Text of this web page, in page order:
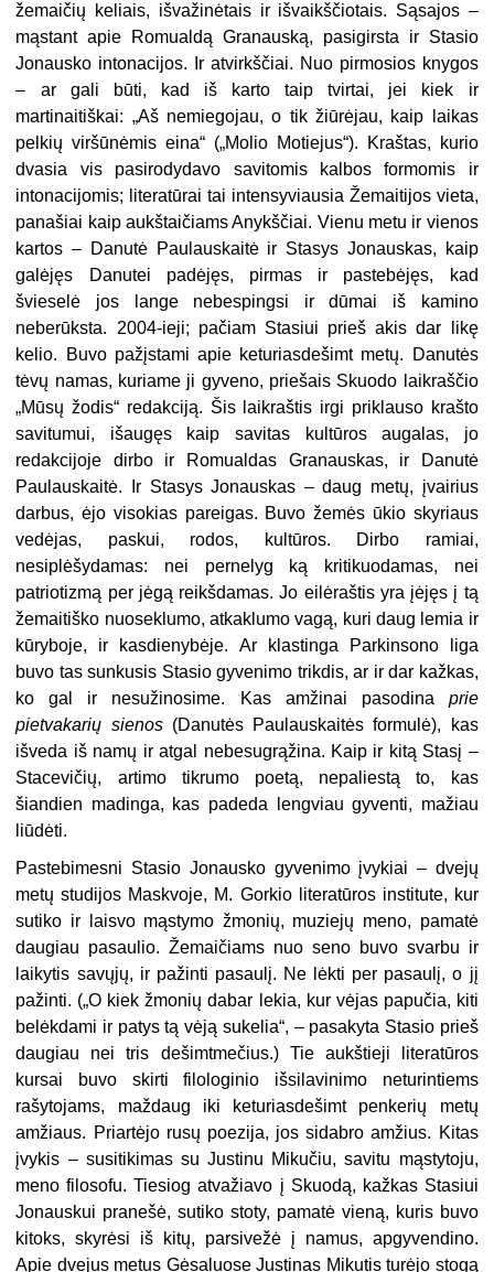
žemaičių keliais, išvažinėtais ir išvaikščiotais. Sąsajos –
mąstant apie Romualdą Granauską, pasigirsta ir Stasio
Jonausko intonacijos. Ir atvirkščiai. Nuo pirmosios knygos
– ar gali būti, kad iš karto taip tvirtai, jei kiek ir
martinaitiškai: „Aš nemiegojau, o tik žiūrėjau, kaip laikas
pelkių viršūnėmis eina“ („Molio Motiejus“). Kraštas, kurio
dvasia vis pasirodydavo savitomis kalbos formomis ir
intonacijomis; literatūrai tai intensyviausia Žemaitijos vieta,
panašiai kaip aukštaičiams Anykščiai. Vienu metu ir vienos
kartos – Danutė Paulauskaitė ir Stasys Jonauskas, kaip
galėjęs Danutei padėjęs, pirmas ir pastebėjęs, kad
švieselė jos lange nebespingsi ir dūmai iš kamino
neberūksta. 2004-ieji; pačiam Stasiui prieš akis dar likę
kelio. Buvo pažįstami apie keturiasdešimt metų. Danutės
tėvų namas, kuriame ji gyveno, priešais Skuodo laikraščio
„Mūsų žodis“ redakciją. Šis laikraštis irgi priklauso krašto
savitumui, išaugęs kaip savitas kultūros augalas, jo
redakcijoje dirbo ir Romualdas Granauskas, ir Danutė
Paulauskaitė. Ir Stasys Jonauskas – daug metų, įvairius
darbus, ėjo visokias pareigas. Buvo žemės ūkio skyriaus
vedėjas, paskui, rodos, kultūros. Dirbo ramiai,
nesiplėšydamas: nei pernelyg ką kritikuodamas, nei
patriotizmą per jėgą reikšdamas. Jo eilėraštis yra įėjęs į tą
žemaitiško nuoseklumo, atkaklumo vagą, kuri daug lemia ir
kūryboje, ir kasdienybėje. Ar klastinga Parkinsono liga
buvo tas sunkusis Stasio gyvenimo trikdis, ar ir dar kažkas,
ko gal ir nesužinosime. Kas amžinai pasodina prie
pietvakarių sienos (Danutės Paulauskaitės formulė), kas
išveda iš namų ir atgal nebesugrąžina. Kaip ir kitą Stasį –
Stacevičių, artimo tikrumo poetą, nepaliestą to, kas
šiandien madinga, kas padeda lengviau gyventi, mažiau
liūdėti.
Pastebimesni Stasio Jonausko gyvenimo įvykiai – dvejų
metų studijos Maskvoje, M. Gorkio literatūros institute, kur
sutiko ir laisvo mąstymo žmonių, muziejų meno, pamatė
daugiau pasaulio. Žemaičiams nuo seno buvo svarbu ir
laikytis savųjų, ir pažinti pasaulį. Ne lėkti per pasaulį, o jį
pažinti. („O kiek žmonių dabar lekia, kur vėjas papučia, kiti
belėkdami ir patys tą vėją sukelia“, – pasakyta Stasio prieš
daugiau nei tris dešimtmečius.) Tie aukštieji literatūros
kursai buvo skirti filologinio išsilavinimo neturintiems
rašytojams, maždaug iki keturiasdešimt penkerių metų
amžiaus. Priartėjo rusų poezija, jos sidabro amžius. Kitas
įvykis – susitikimas su Justinu Mikučiu, savitu mąstytoju,
meno filosofu. Tiesiog atvažiavo į Skuodą, kažkas Stasiui
Jonauskui pranešė, sutiko stoty, pamatė vieną, kuris buvo
kitoks, skyrėsi iš kitų, parsivežė į namus, apgyvendino.
Apie dvejus metus Gėsaluose Justinas Mikutis turėjo stogą